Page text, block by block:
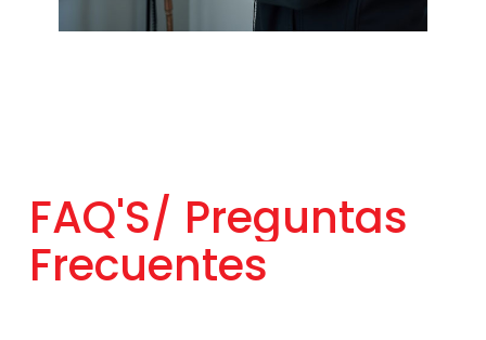
FAQ'S/ Preguntas
Frecuentes